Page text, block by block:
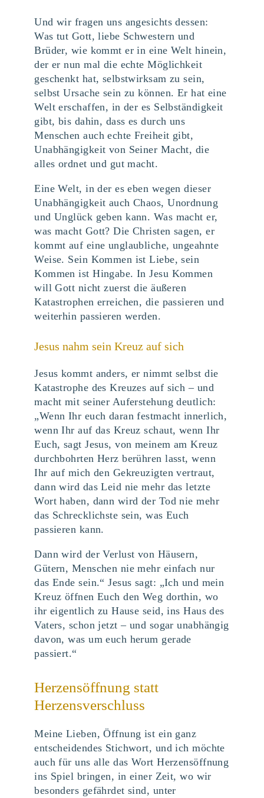
Und wir fragen uns angesichts dessen:
Was tut Gott, liebe Schwestern und
Brüder, wie kommt er in eine Welt hinein,
der er nun mal die echte Möglichkeit
geschenkt hat, selbstwirksam zu sein,
selbst Ursache sein zu können. Er hat eine
Welt erschaffen, in der es Selbständigkeit
gibt, bis dahin, dass es durch uns
Menschen auch echte Freiheit gibt,
Unabhängigkeit von Seiner Macht, die
alles ordnet und gut macht.
Eine Welt, in der es eben wegen dieser
Unabhängigkeit auch Chaos, Unordnung
und Unglück geben kann. Was macht er,
was macht Gott? Die Christen sagen, er
kommt auf eine unglaubliche, ungeahnte
Weise. Sein Kommen ist Liebe, sein
Kommen ist Hingabe. In Jesu Kommen
will Gott nicht zuerst die äußeren
Katastrophen erreichen, die passieren und
weiterhin passieren werden.
Jesus nahm sein Kreuz auf sich
Jesus kommt anders, er nimmt selbst die
Katastrophe des Kreuzes auf sich – und
macht mit seiner Auferstehung deutlich:
„Wenn Ihr euch daran festmacht innerlich,
wenn Ihr auf das Kreuz schaut, wenn Ihr
Euch, sagt Jesus, von meinem am Kreuz
durchbohrten Herz berühren lasst, wenn
Ihr auf mich den Gekreuzigten vertraut,
dann wird das Leid nie mehr das letzte
Wort haben, dann wird der Tod nie mehr
das Schrecklichste sein, was Euch
passieren kann.
Dann wird der Verlust von Häusern,
Gütern, Menschen nie mehr einfach nur
das Ende sein.“ Jesus sagt: „Ich und mein
Kreuz öffnen Euch den Weg dorthin, wo
ihr eigentlich zu Hause seid, ins Haus des
Vaters, schon jetzt – und sogar unabhängig
davon, was um euch herum gerade
passiert.“
Herzensöffnung statt
Herzensverschluss
Meine Lieben, Öffnung ist ein ganz
entscheidendes Stichwort, und ich möchte
auch für uns alle das Wort Herzensöffnung
ins Spiel bringen, in einer Zeit, wo wir
besonders gefährdet sind, unter